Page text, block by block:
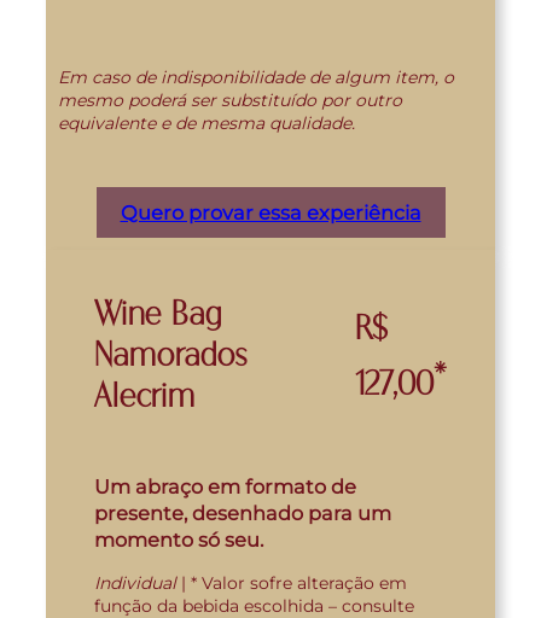
Em caso de indisponibilidade de algum item, o
mesmo poderá ser substituído por outro
equivalente e de mesma qualidade.
Quero provar essa experiência
Wine Bag
Namorados
Alecrim
R$
127,00*
Um abraço em formato de
presente, desenhado para um
momento só seu.
Individual| * Valor sofre alteração em
função da bebida escolhida – consulte